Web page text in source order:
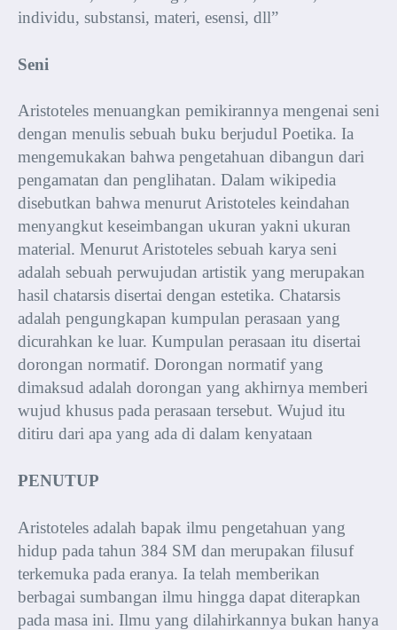
individu, substansi, materi, esensi, dll”
Seni
Aristoteles menuangkan pemikirannya mengenai seni
dengan menulis sebuah buku berjudul Poetika. Ia
mengemukakan bahwa pengetahuan dibangun dari
pengamatan dan penglihatan. Dalam wikipedia
disebutkan bahwa menurut Aristoteles keindahan
menyangkut keseimbangan ukuran yakni ukuran
material. Menurut Aristoteles sebuah karya seni
adalah sebuah perwujudan artistik yang merupakan
hasil chatarsis disertai dengan estetika. Chatarsis
adalah pengungkapan kumpulan perasaan yang
dicurahkan ke luar. Kumpulan perasaan itu disertai
dorongan normatif. Dorongan normatif yang
dimaksud adalah dorongan yang akhirnya memberi
wujud khusus pada perasaan tersebut. Wujud itu
ditiru dari apa yang ada di dalam kenyataan
PENUTUP
Aristoteles adalah bapak ilmu pengetahuan yang
hidup pada tahun 384 SM dan merupakan filusuf
terkemuka pada eranya. Ia telah memberikan
berbagai sumbangan ilmu hingga dapat diterapkan
pada masa ini. Ilmu yang dilahirkannya bukan hanya